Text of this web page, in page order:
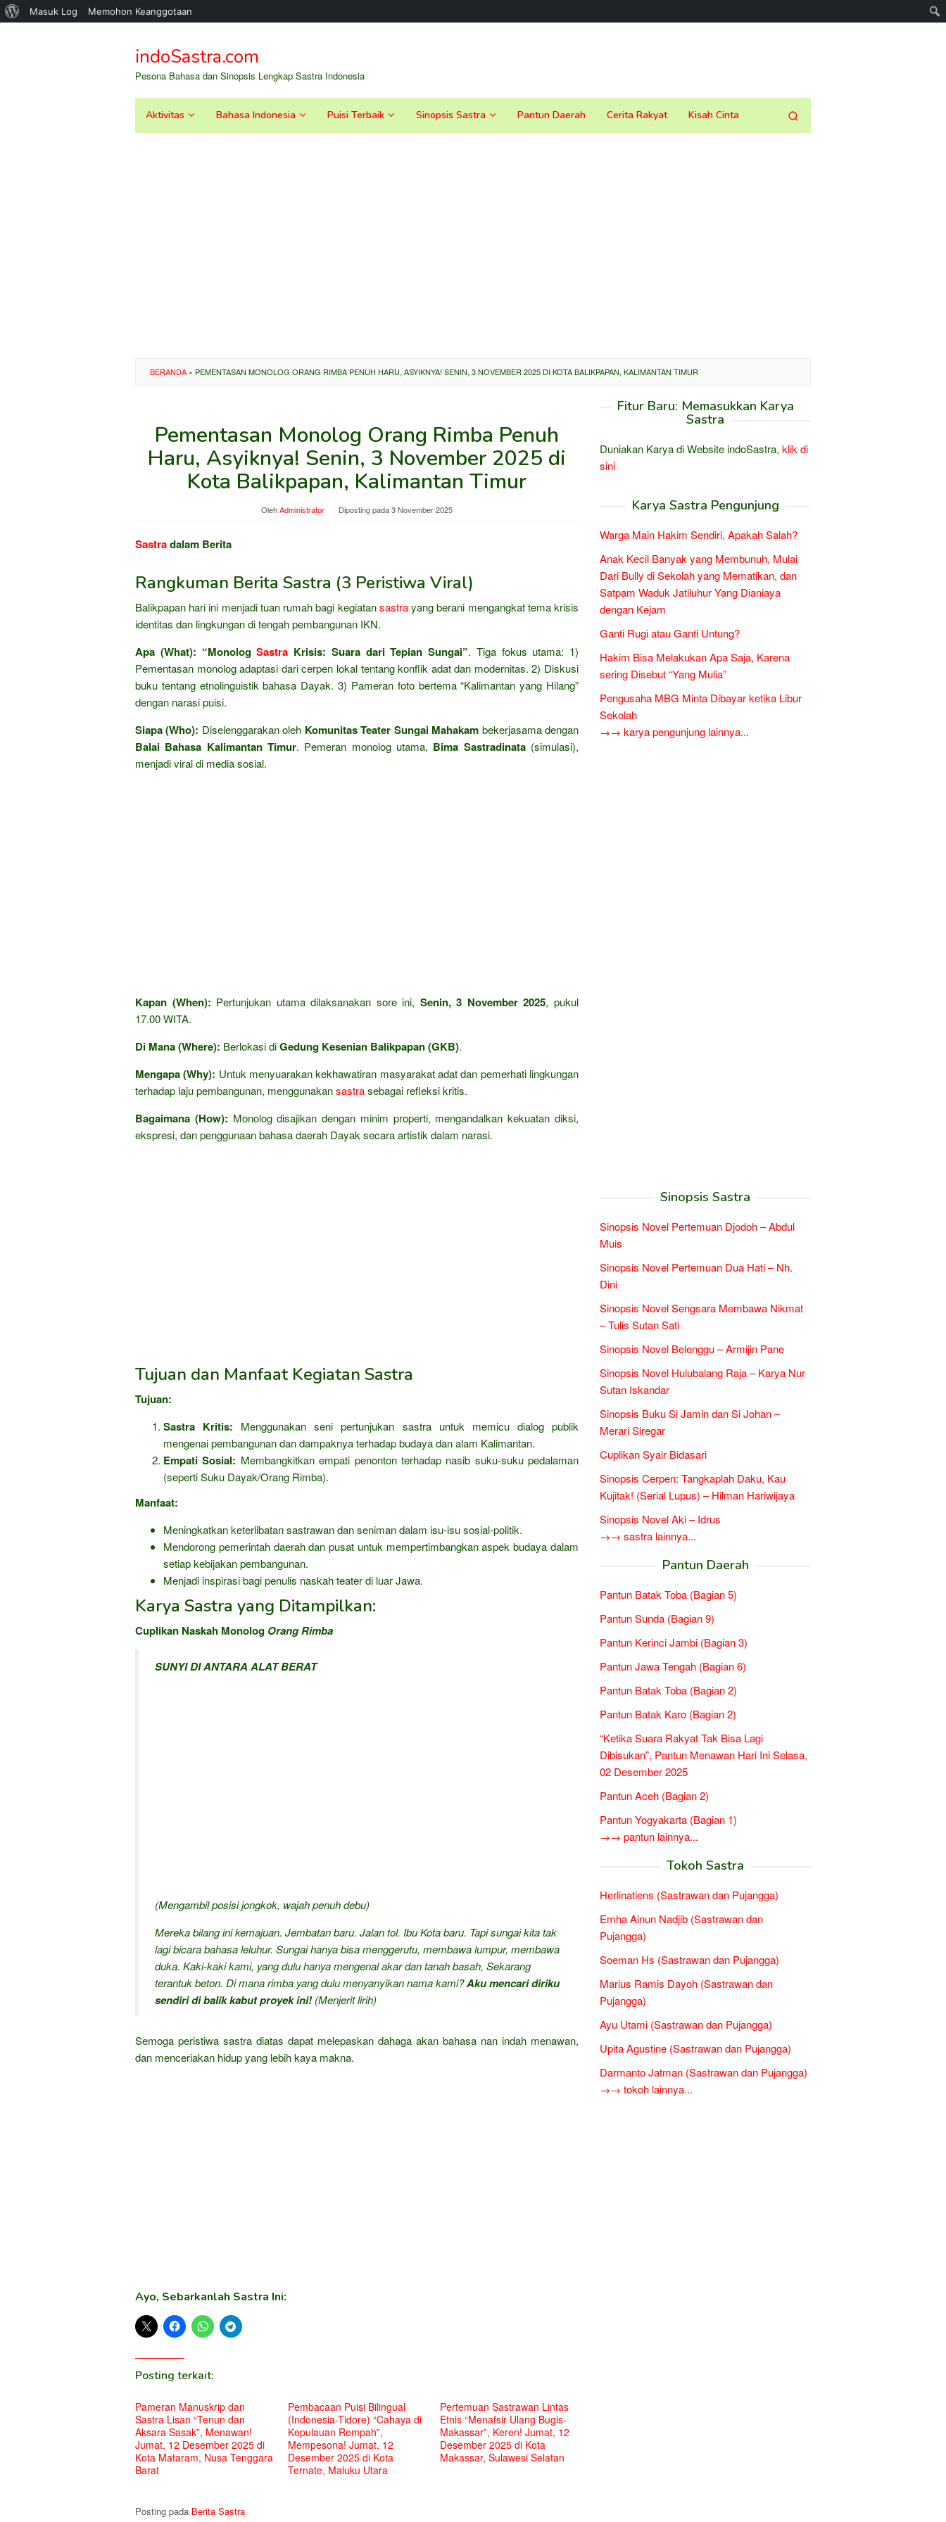
Tentang
Masuk Log Memohon Keanggotaan
kontenindoSastra.com
Pesona Bahasa dan Sinopsis Lengkap Sastra Indonesia
Aktivitas Bahasa Indonesia Puisi Terbaik Sinopsis Sastra Pantun Daerah Cerita Rakyat Kisah Cinta
BERANDA » PEMENTASAN MONOLOG ORANG RIMBA PENUH HARU, ASYIKNYA! SENIN, 3 NOVEMBER 2025 DI KOTA BALIKPAPAN, KALIMANTAN TIMUR
Pementasan Monolog Orang Rimba Penuh
Haru, Asyiknya! Senin, 3 November 2025 di
Kota Balikpapan, Kalimantan Timur
OlehAdministrator Diposting pada3 November 2025
Sastradalam Berita
Rangkuman Berita Sastra (3 Peristiwa Viral)
Balikpapan hari ini menjadi tuan rumah bagi kegiatansastrayang berani mengangkat tema krisis
identitas dan lingkungan di tengah pembangunan IKN.
Apa (What): “MonologSastra Krisis: Suara dari Tepian Sungai”. Tiga fokus utama: 1)
Pementasan monolog adaptasi dari cerpen lokal tentang konflik adat dan modernitas. 2) Diskusi
buku tentang etnolinguistik bahasa Dayak. 3) Pameran foto bertema “Kalimantan yang Hilang”
dengan narasi puisi.
Siapa (Who): Diselenggarakan oleh Komunitas Teater Sungai Mahakam bekerjasama dengan
Balai Bahasa Kalimantan Timur. Pemeran monolog utama, Bima Sastradinata(simulasi),
menjadi viral di media sosial.
Kapan (When): Pertunjukan utama dilaksanakan sore ini, Senin, 3 November 2025, pukul
17.00 WITA.
Di Mana (Where): Berlokasi diGedung Kesenian Balikpapan (GKB).
Mengapa (Why): Untuk menyuarakan kekhawatiran masyarakat adat dan pemerhati lingkungan
terhadap laju pembangunan, menggunakansastrasebagai refleksi kritis.
Bagaimana (How): Monolog disajikan dengan minim properti, mengandalkan kekuatan diksi,
ekspresi, dan penggunaan bahasa daerah Dayak secara artistik dalam narasi.
Tujuan dan Manfaat Kegiatan Sastra
Tujuan:
Sastra Kritis: Menggunakan seni pertunjukan sastra untuk memicu dialog publik
mengenai pembangunan dan dampaknya terhadap budaya dan alam Kalimantan.
Empati Sosial: Membangkitkan empati penonton terhadap nasib suku-suku pedalaman
(seperti Suku Dayak/Orang Rimba).
Manfaat:
Meningkatkan keterlibatan sastrawan dan seniman dalam isu-isu sosial-politik.
Mendorong pemerintah daerah dan pusat untuk mempertimbangkan aspek budaya dalam
setiap kebijakan pembangunan.
Menjadi inspirasi bagi penulis naskah teater di luar Jawa.
Karya Sastra yang Ditampilkan:
Cuplikan Naskah Monolog Orang Rimba
SUNYI DI ANTARA ALAT BERAT
(Mengambil posisi jongkok, wajah penuh debu)
Mereka bilang ini kemajuan. Jembatan baru. Jalan tol. Ibu Kota baru. Tapi sungai kita tak
lagi bicara bahasa leluhur. Sungai hanya bisa menggerutu, membawa lumpur, membawa
duka. Kaki-kaki kami, yang dulu hanya mengenal akar dan tanah basah, Sekarang
terantuk beton. Di mana rimba yang dulu menyanyikan nama kami?Aku mencari diriku
sendiri di balik kabut proyek ini!(Menjerit lirih)
Semoga peristiwa sastra diatas dapat melepaskan dahaga akan bahasa nan indah menawan,
dan menceriakan hidup yang lebih kaya makna.
Ayo, Sebarkanlah Sastra Ini:
Posting terkait:
Pameran Manuskrip dan
Sastra Lisan “Tenun dan
Aksara Sasak”, Menawan!
Jumat, 12 Desember 2025 di
Kota Mataram, Nusa Tenggara
Barat
Pembacaan Puisi Bilingual
(Indonesia-Tidore) “Cahaya di
Kepulauan Rempah”,
Mempesona! Jumat, 12
Desember 2025 di Kota
Ternate, Maluku Utara
Pertemuan Sastrawan Lintas
Etnis “Menafsir Ulang Bugis-
Makassar”, Keren! Jumat, 12
Desember 2025 di Kota
Makassar, Sulawesi Selatan
Posting pada Berita Sastra
Fitur Baru: Memasukkan Karya
Sastra
Duniakan Karya di Website indoSastra, klik di
sini
Karya Sastra Pengunjung
Warga Main Hakim Sendiri, Apakah Salah?
Anak Kecil Banyak yang Membunuh, Mulai
Dari Bully di Sekolah yang Mematikan, dan
Satpam Waduk Jatiluhur Yang Dianiaya
dengan Kejam
Ganti Rugi atau Ganti Untung?
Hakim Bisa Melakukan Apa Saja, Karena
sering Disebut “Yang Mulia”
Pengusaha MBG Minta Dibayar ketika Libur
Sekolah
→→ karya pengunjung lainnya...
Sinopsis Sastra
Sinopsis Novel Pertemuan Djodoh – Abdul
Muis
Sinopsis Novel Pertemuan Dua Hati – Nh.
Dini
Sinopsis Novel Sengsara Membawa Nikmat
– Tulis Sutan Sati
Sinopsis Novel Belenggu – Armijin Pane
Sinopsis Novel Hulubalang Raja – Karya Nur
Sutan Iskandar
Sinopsis Buku Si Jamin dan Si Johan –
Merari Siregar
Cuplikan Syair Bidasari
Sinopsis Cerpen: Tangkaplah Daku, Kau
Kujitak! (Serial Lupus) – Hilman Hariwijaya
Sinopsis Novel Aki – Idrus
→→ sastra lainnya...
Pantun Daerah
Pantun Batak Toba (Bagian 5)
Pantun Sunda (Bagian 9)
Pantun Kerinci Jambi (Bagian 3)
Pantun Jawa Tengah (Bagian 6)
Pantun Batak Toba (Bagian 2)
Pantun Batak Karo (Bagian 2)
“Ketika Suara Rakyat Tak Bisa Lagi
Dibisukan”, Pantun Menawan Hari Ini Selasa,
02 Desember 2025
Pantun Aceh (Bagian 2)
Pantun Yogyakarta (Bagian 1)
→→ pantun lainnya...
Tokoh Sastra
Herlinatiens (Sastrawan dan Pujangga)
Emha Ainun Nadjib (Sastrawan dan
Pujangga)
Soeman Hs (Sastrawan dan Pujangga)
Marius Ramis Dayoh (Sastrawan dan
Pujangga)
Ayu Utami (Sastrawan dan Pujangga)
Upita Agustine (Sastrawan dan Pujangga)
Darmanto Jatman (Sastrawan dan Pujangga)
→→ tokoh lainnya...